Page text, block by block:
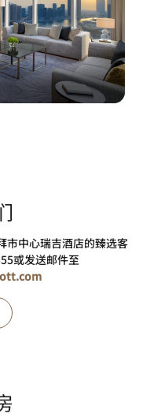
市中心瑞吉酒店的臻选客
或发送邮件至